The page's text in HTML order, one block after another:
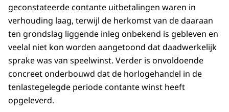
geconstateerde contante uitbetalingen waren in
verhouding laag, terwijl de herkomst van de daaraan
ten grondslag liggende inleg onbekend is gebleven en
veelal niet kon worden aangetoond dat daadwerkelijk
sprake was van speelwinst. Verder is onvoldoende
concreet onderbouwd dat de horlogehandel in de
tenlastegelegde periode contante winst heeft
opgeleverd.